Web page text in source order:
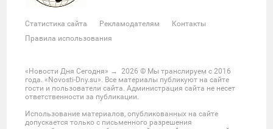
Шоу-бизнес
Мнения
Общество Реформы
Законы
Власть
Мир Россия
Ростов-на-Дону
Нижний Новгород Казань
Статистика сайта Рекламодателям
Контакты
Правила использования
«Новости Дня Сегодня» →2026 © Мы транслируем с 2016
года. «Novosti-Dny.su». Все материалы публикуют на сайте
гости и пользователи сайта. Администрация сайта не несет
ответственности за публикации.
Использование материалов, опубликованных на сайте
допускается только с письменного разрешения